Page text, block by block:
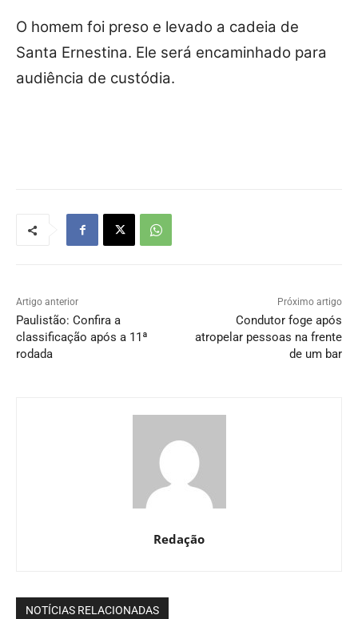
O homem foi preso e levado a cadeia de
Santa Ernestina. Ele será encaminhado para
audiência de custódia.
Artigo anterior
Paulistão: Confira a
classificação após a 11ª
rodada
Próximo artigo
Condutor foge após
atropelar pessoas na frente
de um bar
Redação
NOTÍCIAS RELACIONADAS